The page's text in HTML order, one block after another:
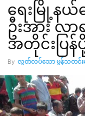
ရေးမြို့နယ်
ဦးအား လာ
အတိုင်းပြန်
By လွတ်လပ်သော မွန်သတင်း